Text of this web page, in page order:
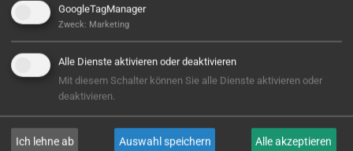
Sieht aus, als wäre hier noch Platz für Großes! Aktuell
vielleicht steht hier bald Ihres? Wir sind bereit, wenn
Sie es sind!
E-MAIL
GoogleTagManager
Zweck: Marketing
Alle Dienste aktivieren oder deaktivieren
Mit diesem Schalter können Sie alle Dienste aktivieren oder
deaktivieren.
Ich lehne ab Auswahl speichern Alle akzeptieren